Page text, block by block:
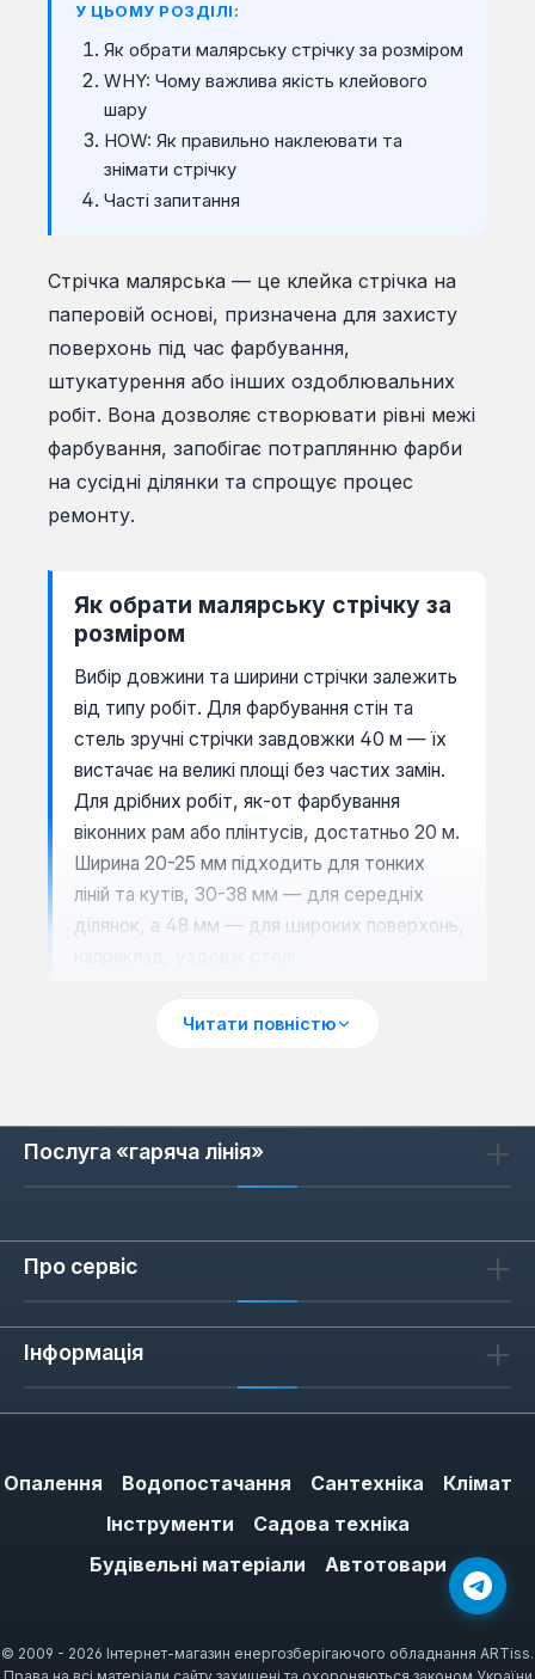
У ЦЬОМУ РОЗДІЛІ:
Як обрати малярську стрічку за розміром
WHY: Чому важлива якість клейового
шару
HOW: Як правильно наклеювати та
знімати стрічку
Часті запитання
Стрічка малярська — це клейка стрічка на
паперовій основі, призначена для захисту
поверхонь під час фарбування,
штукатурення або інших оздоблювальних
робіт. Вона дозволяє створювати рівні межі
фарбування, запобігає потраплянню фарби
на сусідні ділянки та спрощує процес
ремонту.
Як обрати малярську стрічку за
розміром
Вибір довжини та ширини стрічки залежить
від типу робіт. Для фарбування стін та
стель зручні стрічки завдовжки 40 м — їх
вистачає на великі площі без частих замін.
Для дрібних робіт, як-от фарбування
віконних рам або плінтусів, достатньо 20 м.
Ширина 20-25 мм підходить для тонких
ліній та кутів, 30-38 мм — для середніх
ділянок, а 48 мм — для широких поверхонь,
Малярська стрічка має клей на основі
каучуку або акрилу. Каучуковий клей
забезпечує сильне початкове зчеплення,
поверхнях (шпалери, свіжа фарба).
притискання. Для звичайних фарбувань стін
достатньо стрічки з каучуком; для шпалер
або глянцевих покриттів обирайте акрилову
та знімати стрічку
сухою та чистою. Притискайте стрічку
Читати повністю
Послуга «гаряча лінія»
Про сервіс
Інформація
Опалення Водопостачання Сантехніка
Клімат
Інструменти
Садова техніка
Будівельні матеріали
Автотовари
© 2009 - 2026 Інтернет-магазин енергозберігаючого обладнання ARTiss.